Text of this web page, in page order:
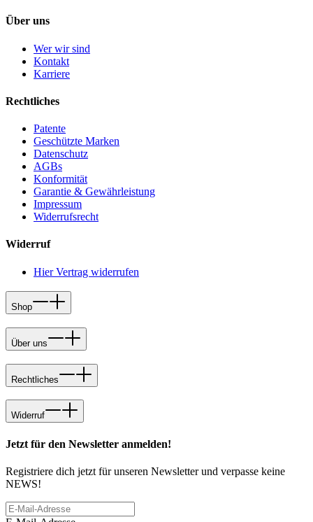
Über uns
Wer wir sind
Kontakt
Karriere
Rechtliches
Patente
Geschützte Marken
Datenschutz
AGBs
Konformität
Garantie & Gewährleistung
Impressum
Widerrufsrecht
Widerruf
Hier Vertrag widerrufen
Shop
Über uns
Rechtliches
Widerruf
Jetzt für den Newsletter anmelden!
Registriere dich jetzt für unseren Newsletter und verpasse keine
NEWS!